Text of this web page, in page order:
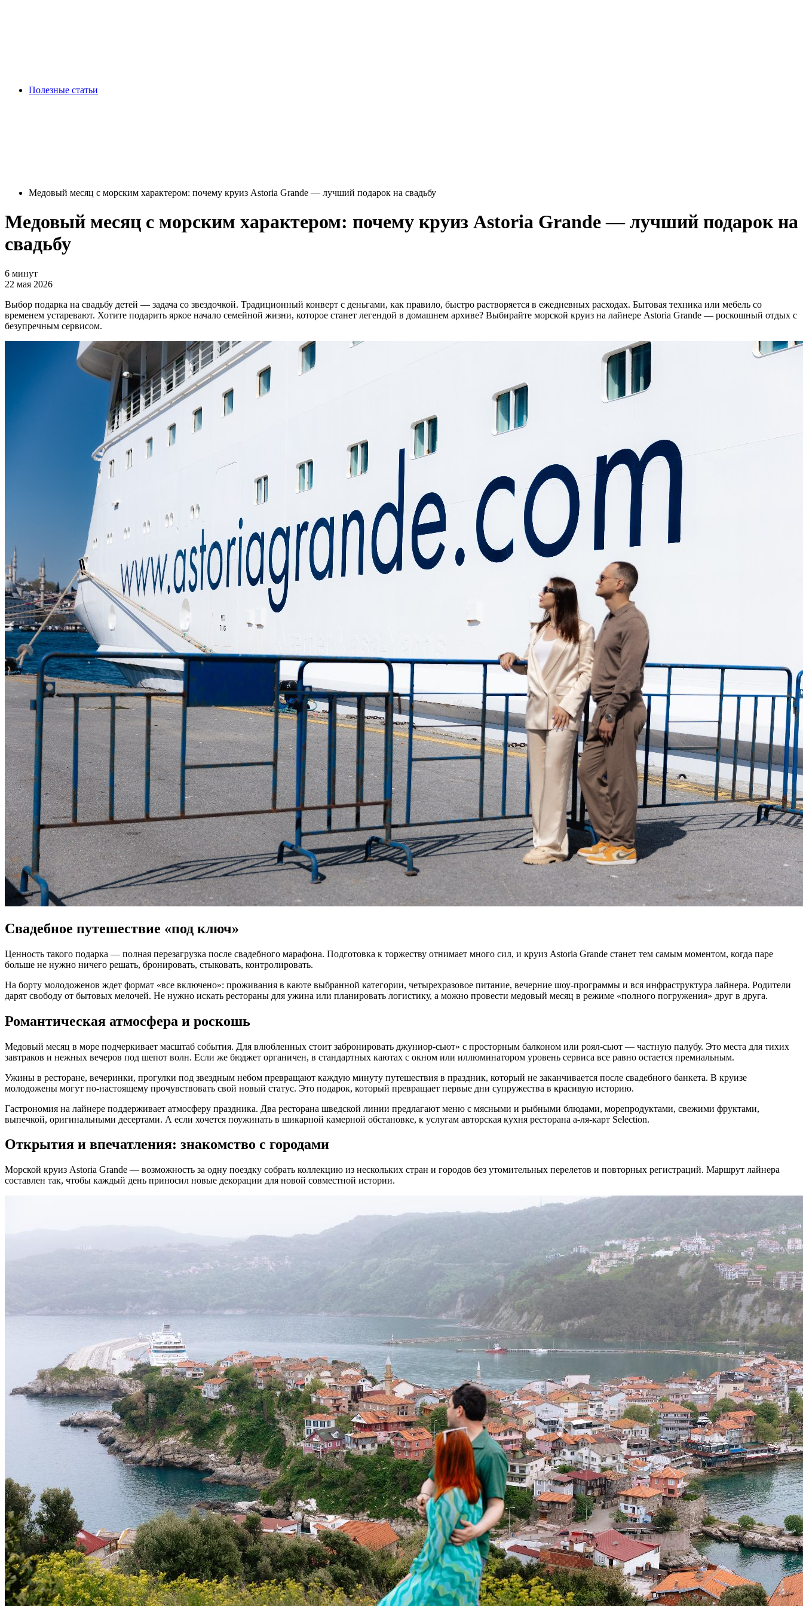
Полезные статьи
Медовый месяц с морским характером: почему круиз Astoria Grande — лучший подарок на свадьбу
Медовый месяц с морским характером: почему круиз Astoria Grande — лучший подарок на
свадьбу
6 минут
22 мая 2026
Выбор подарка на свадьбу детей — задача со звездочкой. Традиционный конверт с деньгами, как правило, быстро растворяется в ежедневных расходах. Бытовая техника или мебель со
временем устаревают. Хотите подарить яркое начало семейной жизни, которое станет легендой в домашнем архиве? Выбирайте морской круиз на лайнере Astoria Grande — роскошный отдых с
безупречным сервисом.
Свадебное путешествие «под ключ»
Ценность такого подарка — полная перезагрузка после свадебного марафона. Подготовка к торжеству отнимает много сил, и круиз Astoria Grande станет тем самым моментом, когда паре
больше не нужно ничего решать, бронировать, стыковать, контролировать.
На борту молодоженов ждет формат «все включено»: проживания в каюте выбранной категории, четырехразовое питание, вечерние шоу-программы и вся инфраструктура лайнера. Родители
дарят свободу от бытовых мелочей. Не нужно искать рестораны для ужина или планировать логистику, а можно провести медовый месяц в режиме «полного погружения» друг в друга.
Романтическая атмосфера и роскошь
Медовый месяц в море подчеркивает масштаб события. Для влюбленных стоит забронировать джуниор-сьют» с просторным балконом или роял-сьют — частную палубу. Это места для тихих
завтраков и нежных вечеров под шепот волн. Если же бюджет органичен, в стандартных каютах с окном или иллюминатором уровень сервиса все равно остается премиальным.
Ужины в ресторане, вечеринки, прогулки под звездным небом превращают каждую минуту путешествия в праздник, который не заканчивается после свадебного банкета. В круизе
молодожены могут по-настоящему прочувствовать свой новый статус. Это подарок, который превращает первые дни супружества в красивую историю.
Гастрономия на лайнере поддерживает атмосферу праздника. Два ресторана шведской линии предлагают меню с мясными и рыбными блюдами, морепродуктами, свежими фруктами,
выпечкой, оригинальными десертами. А если хочется поужинать в шикарной камерной обстановке, к услугам авторская кухня ресторана а-ля-карт Selection.
Открытия и впечатления: знакомство с городами
Морской круиз Astoria Grande — возможность за одну поездку собрать коллекцию из нескольких стран и городов без утомительных перелетов и повторных регистраций. Маршрут лайнера
составлен так, чтобы каждый день приносил новые декорации для новой совместной истории.